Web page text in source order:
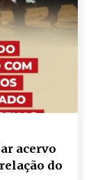
acervo
do